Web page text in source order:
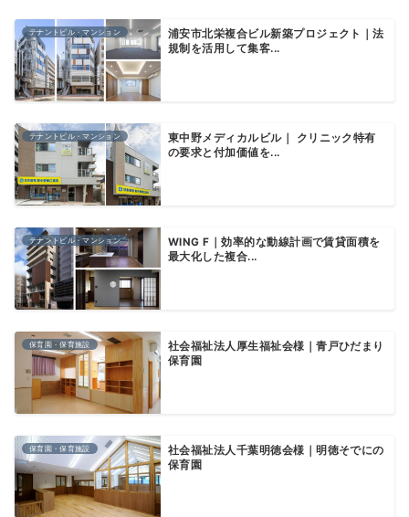
テナントビル・マンション
浦安市北栄複合ビル新築プロジェクト｜法
規制を活用して集客...
テナントビル・マンション
東中野メディカルビル｜ クリニック特有
の要求と付加価値を...
テナントビル・マンション
WING F｜効率的な動線計画で賃貸面積を
最大化した複合...
保育園・保育施設
社会福祉法人厚生福祉会様｜青戸ひだまり
保育園
保育園・保育施設
社会福祉法人千葉明徳会様｜明徳そでにの
保育園